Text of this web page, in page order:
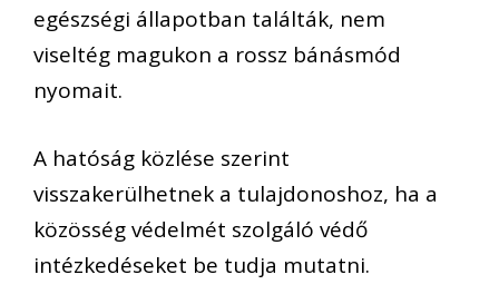
egészségi állapotban találták, nem
viseltég magukon a rossz bánásmód
nyomait.
A hatóság közlése szerint
visszakerülhetnek a tulajdonoshoz, ha a
közösség védelmét szolgáló védő
intézkedéseket be tudja mutatni.